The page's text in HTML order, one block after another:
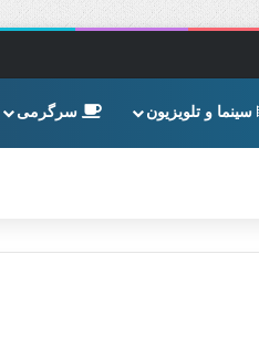
سینما و تلویزیون سرگرمی